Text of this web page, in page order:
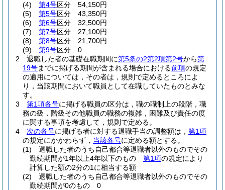
(4)
第4号区分 54,150円
(5)
第5号区分 43,350円
(6)
第6号区分 32,500円
(7)
第7号区分 27,100円
(8)
第8号区分 21,700円
(9)
第9号区分 0
2
退職した者の基礎在職期間に第5条の2第2項第2号から第
19号までに掲げる期間が含まれる場合における前項の規定
の適用については，その者は，規則で定めるところによ
り，当該期間において職員として在職していたものとみな
す。
3
第1項各号に掲げる職員の区分は，職の職制上の段階，職
務の級，階級その他職員の職務の複雑，困難及び責任の度
に関する事項を考慮して，規則で定める。
4
次の各号に掲げる者に対する退職手当の調整額は， 第1項
の規定にかかわらず， 当該各号に定める額とする。
(1)
退職した者のうち自己都合等退職者以外のものでその
勤続期間が1年以上4年以下のもの 第1項の規定により
計算した額の2分の1に相当する額
(2)
退職した者のうち自己都合等退職者以外のものでその
勤続期間が0のもの 0